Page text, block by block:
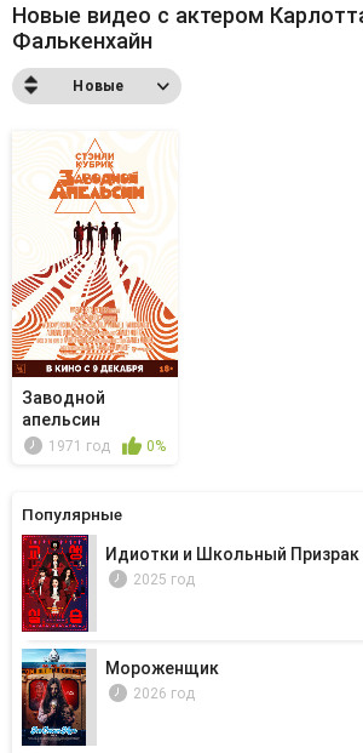
Популярные
Идиотки и Школьный Призрак
2025 год
Мороженщик
2026 год
Новые видео с актером
Фалькенхайн
Новые
Заводной
апельсин
1971 год 0%